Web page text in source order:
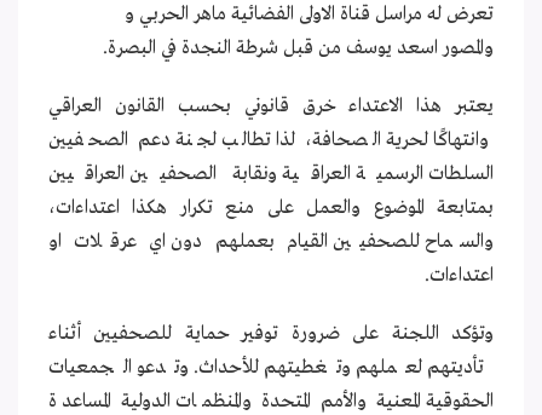
تعرض له مراسل قناة الاولى الفضائية ماهر الحربي و
والمصور اسعد يوسف من قبل شرطة النجدة في البصرة.
يعتبر هذا الاعتداء خرق قانوني بحسب القانون العراقي
وانتهاكًا لحرية الصحافة، لذا تطالب لجنة دعم الصحفيين
السلطات الرسمية العراقية ونقابة الصحفيين العراقيين
بمتابعة الموضوع والعمل على منع تكرار هكذا اعتداءات،
والسماح للصحفيين القيام بعملهم دون اي عرقلات او
اعتداءات.
وتؤكد اللجنة على ضرورة توفير حماية للصحفيين أثناء
تأديتهم لعملهم وتغطيتهم للأحداث. وتدعو الجمعيات
الحقوقية المعنية والأمم المتحدة والمنظمات الدولية المساعدة